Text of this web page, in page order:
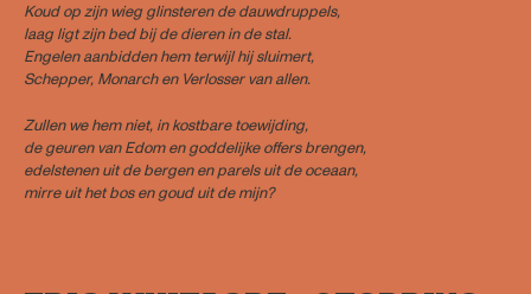
Koud op zijn wieg glinsteren de dauwdruppels,
laag ligt zijn bed bij de dieren in de stal.
Engelen aanbidden hem terwijl hij sluimert,
Schepper, Monarch en Verlosser van allen.
Zullen we hem niet, in kostbare toewijding,
de geuren van Edom en goddelijke offers brengen,
edelstenen uit de bergen en parels uit de oceaan,
mirre uit het bos en goud uit de mijn?